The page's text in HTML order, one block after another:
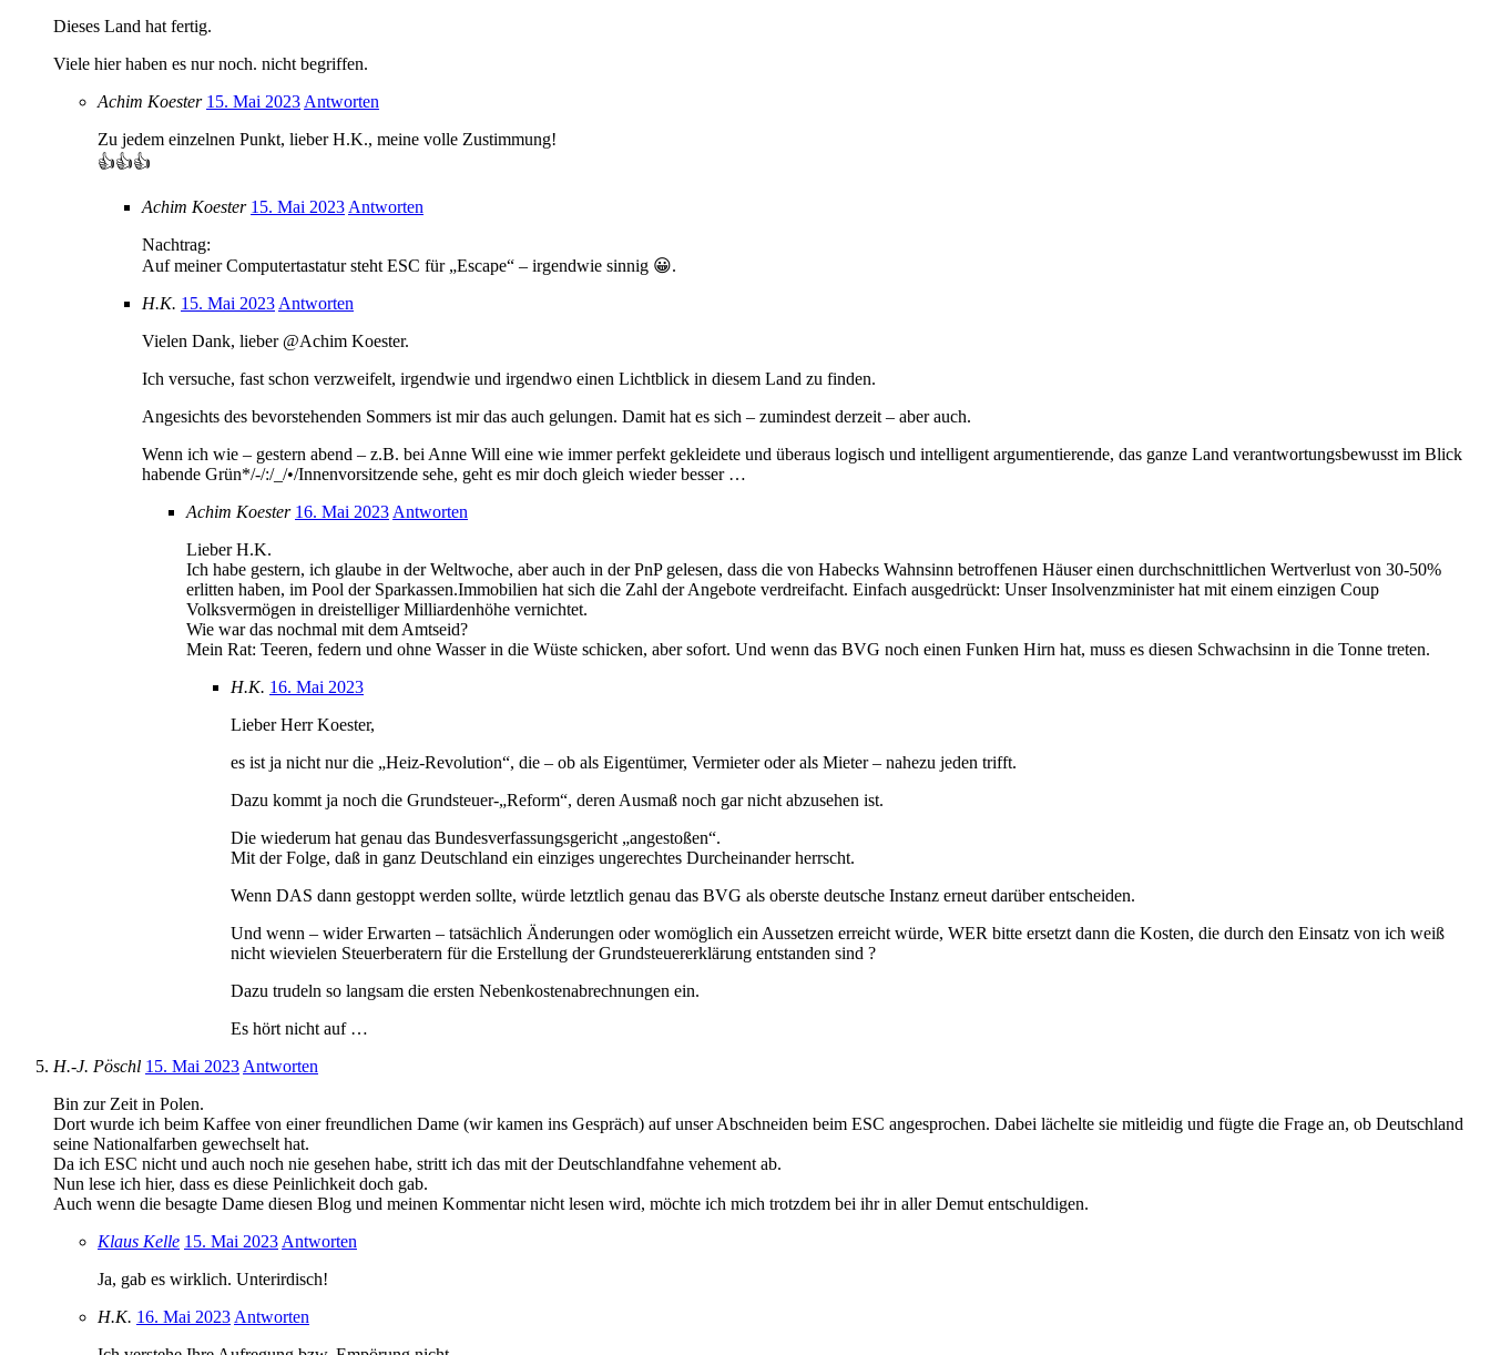
Dieses Land hat fertig.
Viele hier haben es nur noch. nicht begriffen.
Achim Koester 15. Mai 2023 Antworten
Zu jedem einzelnen Punkt, lieber H.K., meine volle Zustimmung!
👍👍👍
Achim Koester 15. Mai 2023 Antworten
Nachtrag:
Auf meiner Computertastatur steht ESC für „Escape“ – irgendwie sinnig 😀.
H.K. 15. Mai 2023 Antworten
Vielen Dank, lieber @Achim Koester.
Ich versuche, fast schon verzweifelt, irgendwie und irgendwo einen Lichtblick in diesem Land zu finden.
Angesichts des bevorstehenden Sommers ist mir das auch gelungen. Damit hat es sich – zumindest derzeit – aber auch.
Wenn ich wie – gestern abend – z.B. bei Anne Will eine wie immer perfekt gekleidete und überaus logisch und intelligent argumentierende, das ganze Land verantwortungsbewusst im Blick
habende Grün*/-/:/_/•/Innenvorsitzende sehe, geht es mir doch gleich wieder besser …
Achim Koester 16. Mai 2023 Antworten
Lieber H.K.
Ich habe gestern, ich glaube in der Weltwoche, aber auch in der PnP gelesen, dass die von Habecks Wahnsinn betroffenen Häuser einen durchschnittlichen Wertverlust von 30-50%
erlitten haben, im Pool der Sparkassen.Immobilien hat sich die Zahl der Angebote verdreifacht. Einfach ausgedrückt: Unser Insolvenzminister hat mit einem einzigen Coup
Volksvermögen in dreistelliger Milliardenhöhe vernichtet.
Wie war das nochmal mit dem Amtseid?
Mein Rat: Teeren, federn und ohne Wasser in die Wüste schicken, aber sofort. Und wenn das BVG noch einen Funken Hirn hat, muss es diesen Schwachsinn in die Tonne treten.
H.K. 16. Mai 2023
Lieber Herr Koester,
es ist ja nicht nur die „Heiz-Revolution“, die – ob als Eigentümer, Vermieter oder als Mieter – nahezu jeden trifft.
Dazu kommt ja noch die Grundsteuer-„Reform“, deren Ausmaß noch gar nicht abzusehen ist.
Die wiederum hat genau das Bundesverfassungsgericht „angestoßen“.
Mit der Folge, daß in ganz Deutschland ein einziges ungerechtes Durcheinander herrscht.
Wenn DAS dann gestoppt werden sollte, würde letztlich genau das BVG als oberste deutsche Instanz erneut darüber entscheiden.
Und wenn – wider Erwarten – tatsächlich Änderungen oder womöglich ein Aussetzen erreicht würde, WER bitte ersetzt dann die Kosten, die durch den Einsatz von ich weiß
nicht wievielen Steuerberatern für die Erstellung der Grundsteuererklärung entstanden sind ?
Dazu trudeln so langsam die ersten Nebenkostenabrechnungen ein.
Es hört nicht auf …
H.-J. Pöschl 15. Mai 2023 Antworten
Bin zur Zeit in Polen.
Dort wurde ich beim Kaffee von einer freundlichen Dame (wir kamen ins Gespräch) auf unser Abschneiden beim ESC angesprochen. Dabei lächelte sie mitleidig und fügte die Frage an, ob Deutschland
seine Nationalfarben gewechselt hat.
Da ich ESC nicht und auch noch nie gesehen habe, stritt ich das mit der Deutschlandfahne vehement ab.
Nun lese ich hier, dass es diese Peinlichkeit doch gab.
Auch wenn die besagte Dame diesen Blog und meinen Kommentar nicht lesen wird, möchte ich mich trotzdem bei ihr in aller Demut entschuldigen.
Klaus Kelle 15. Mai 2023 Antworten
Ja, gab es wirklich. Unterirdisch!
H.K. 16. Mai 2023 Antworten